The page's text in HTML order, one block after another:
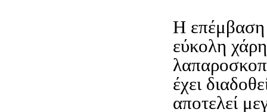
Η επέμβαση
εύκολη
έχει
αποτελεί